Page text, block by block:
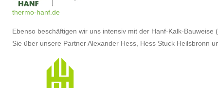
thermo-hanf.de
Ebenso beschäftigen wir uns intensiv mit der Hanf-Kalk-
Sie über unsere Partner Alexander Hess, Hess Stuck Heilsbronn